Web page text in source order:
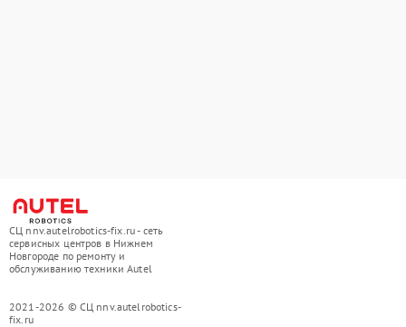
СЦ nnv.autelrobotics-fix.ru - сеть
сервисных центров в Нижнем
Новгороде по ремонту и
обслуживанию техники Autel
2021-2026 © СЦ nnv.autelrobotics-
fix.ru